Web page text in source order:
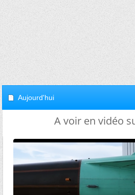
Aujourd'hui
A voir en vidéo